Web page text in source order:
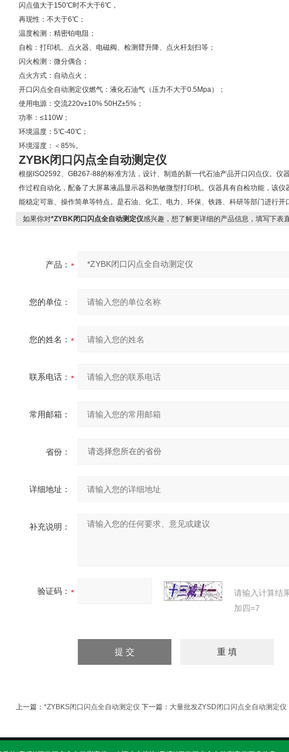
闪点值大于150℃时不大于6℃，
再现性：不大于6℃；
温度检测：精密铂电阻；
自检：打印机、点火器、电磁阀、检测臂升降、点火杆划扫等；
闪火检测：微分偶合；
点火方式：自动点火；
开口闪点全自动测定仪燃气：液化石油气（压力不大于0.5Mpa）；
使用电源：交流220v±10% 50HZ±5%；
功率：≤110W；
环境温度：5℃-40℃；
环境湿度：＜85%。
ZYBK闭口闪点全自动测定仪
根据ISO2592、GB267-88的标准方法，设计、制造的新一代石油产品开口闪点仪。仪
作过程自动化，配备了大屏幕液晶显示器和热敏微型打印机。仪器具有自检功能，该仪
能稳定可靠、操作简单等特点。是石油、化工、电力、环保、铁路、科研等部门进行开
如果你对*ZYBK闭口闪点全自动测定仪感兴趣，想了解更详细的产品信息，填写下表
产品：
您的单位：
您的姓名：
联系电话：
常用邮箱：
省份：
详细地址：
补充说明：
验证码：
请输入计算结
加四=7
上一篇： *ZYBKS闭口闪点全自动测定仪 下一篇： 大量批发ZYSD闭口闪点全自动测定仪